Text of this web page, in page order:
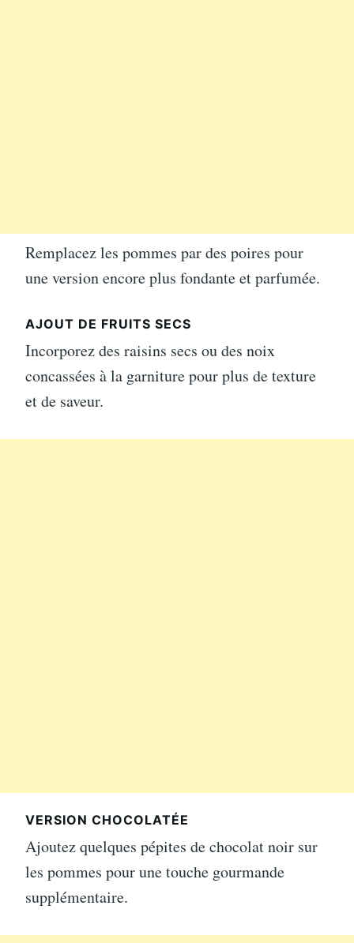
Remplacez les pommes par des poires pour
une version encore plus fondante et parfumée.
AJOUT DE FRUITS SECS
Incorporez des raisins secs ou des noix
concassées à la garniture pour plus de texture
et de saveur.
VERSION CHOCOLATÉE
Ajoutez quelques pépites de chocolat noir sur
les pommes pour une touche gourmande
supplémentaire.